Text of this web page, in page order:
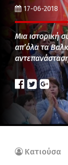
17-06-2018
Μια ιστορική
απ’όλα τα
Κατιούσα